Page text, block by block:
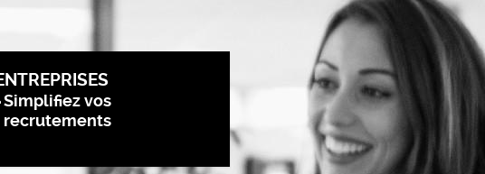
Simplifiez vos
recrutements